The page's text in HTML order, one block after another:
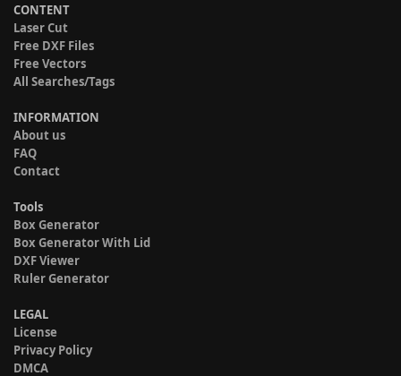
CONTENT
Laser Cut
Free DXF Files
Free Vectors
All Searches/Tags
INFORMATION
About us
FAQ
Contact
Tools
Box Generator
Box Generator With Lid
DXF Viewer
Ruler Generator
LEGAL
License
Privacy Policy
DMCA